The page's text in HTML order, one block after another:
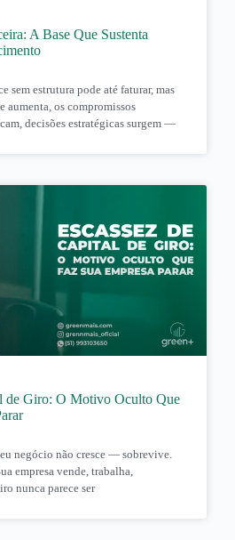
A Base Que Sustenta
sem estrutura pode até faturar, mas
aumenta, os compromissos
decisões estratégicas surgem —
de Giro: O Motivo Oculto Que
negócio não cresce — sobrevive.
empresa vende, trabalha,
nunca parece ser